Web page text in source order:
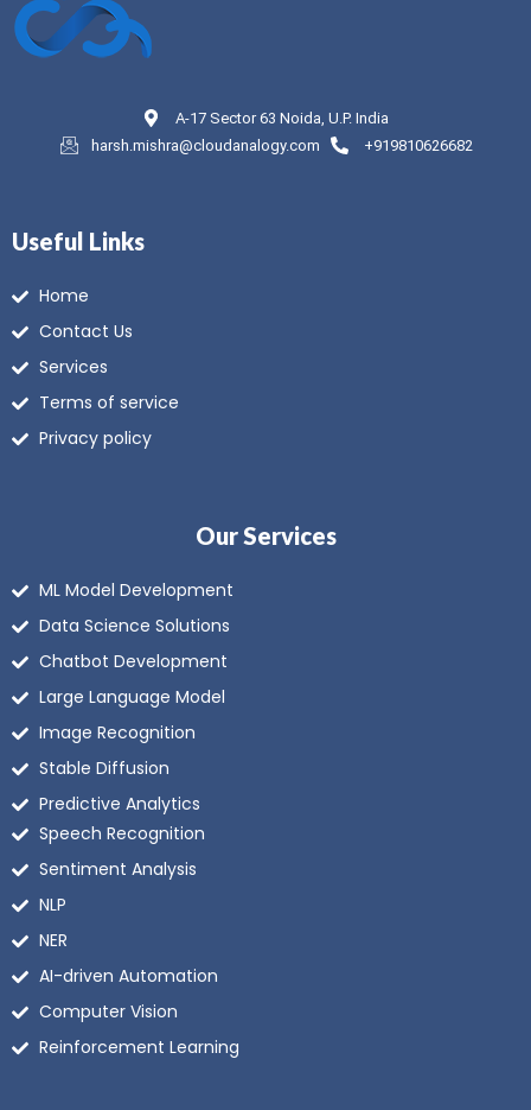
A-17 Sector 63 Noida, U.P. India
harsh.mishra@cloudanalogy.com
+919810626682
Useful Links
Home
Contact Us
Services
Terms of service
Privacy policy
Our Services
ML Model Development
Data Science Solutions
Chatbot Development
Large Language Model
Image Recognition
Stable Diffusion
Predictive Analytics
Speech Recognition
Sentiment Analysis
NLP
NER
AI-driven Automation
Computer Vision
Reinforcement Learning